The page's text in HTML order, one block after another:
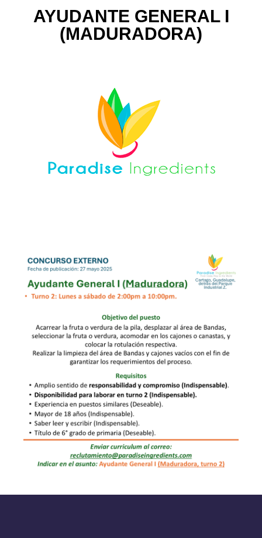
AYUDANTE GENERAL I
(MADURADORA)